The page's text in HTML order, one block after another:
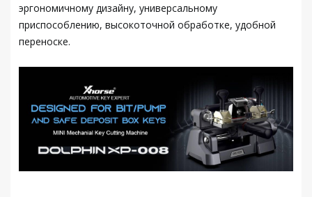
эргономичному дизайну, универсальному
приспособлению, высокоточной обработке, удобной
переноске.